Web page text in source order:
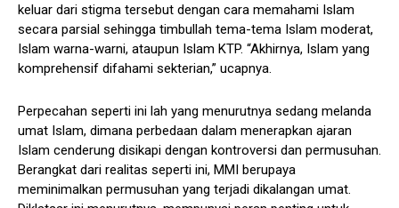
keluar dari stigma tersebut dengan cara memahami Islam
secara parsial sehingga timbullah tema-tema Islam moderat,
Islam warna-warni, ataupun Islam KTP. “Akhirnya, Islam yang
komprehensif difahami sekterian,” ucapnya.
Perpecahan seperti ini lah yang menurutnya sedang melanda
umat Islam, dimana perbedaan dalam menerapkan ajaran
Islam cenderung disikapi dengan kontroversi dan permusuhan.
Berangkat dari realitas seperti ini, MMI berupaya
meminimalkan permusuhan yang terjadi dikalangan umat.